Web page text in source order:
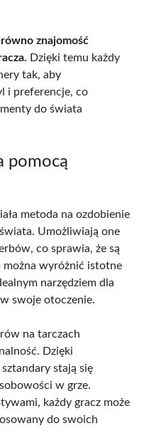
znajomość
Dzięki temu każdy
tak, aby
i preferencje, co
do świata
pomocą
metoda na ozdobienie
Umożliwiają one
co sprawia, że są
można wyróżnić istotne
narzędziem dla
swoje otoczenie.
na tarczach
Dzięki
stają się
w grze.
każdy gracz może
do swoich